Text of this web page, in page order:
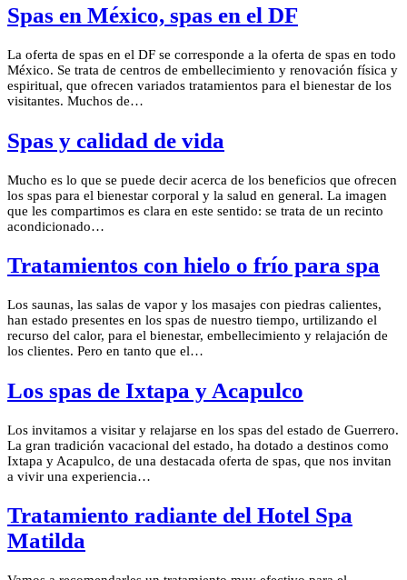
Spas en México, spas en el DF
La oferta de spas en el DF se corresponde a la oferta de spas en todo
México. Se trata de centros de embellecimiento y renovación física y
espiritual, que ofrecen variados tratamientos para el bienestar de los
visitantes. Muchos de…
Spas y calidad de vida
Mucho es lo que se puede decir acerca de los beneficios que ofrecen
los spas para el bienestar corporal y la salud en general. La imagen
que les compartimos es clara en este sentido: se trata de un recinto
acondicionado…
Tratamientos con hielo o frío para spa
Los saunas, las salas de vapor y los masajes con piedras calientes,
han estado presentes en los spas de nuestro tiempo, urtilizando el
recurso del calor, para el bienestar, embellecimiento y relajación de
los clientes. Pero en tanto que el…
Los spas de Ixtapa y Acapulco
Los invitamos a visitar y relajarse en los spas del estado de Guerrero.
La gran tradición vacacional del estado, ha dotado a destinos como
Ixtapa y Acapulco, de una destacada oferta de spas, que nos invitan
a vivir una experiencia…
Tratamiento radiante del Hotel Spa
Matilda